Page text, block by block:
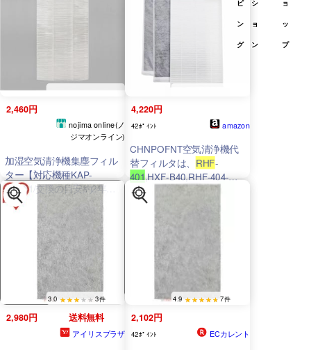
ピ
ン
グ
シ
ョ
ン
ョ
ッ
プ
2,460円
nojima online(ノ
ジマオンライン)
加湿空気清浄機集塵フィル
ター【対応機種KAP-
KH351/交換の目安約2年】
RHF
401 HF
4,220円
42ﾎﾟｲﾝﾄ amazon
CHNPOFNT空気清浄機代
替フィルタは、 RHF-
401,HXF-B40,RHF-404-
W,HXF-C40-W 空気清浄機
と互換性があり、フィルタ
型番：RHF-401TF,RHF-
401HF。 [並行輸入品]
2,980円 送料無料
アイリスプラザ
3.0 3件
2,102円
42ﾎﾟｲﾝﾄ ECカレント
4.9 7件